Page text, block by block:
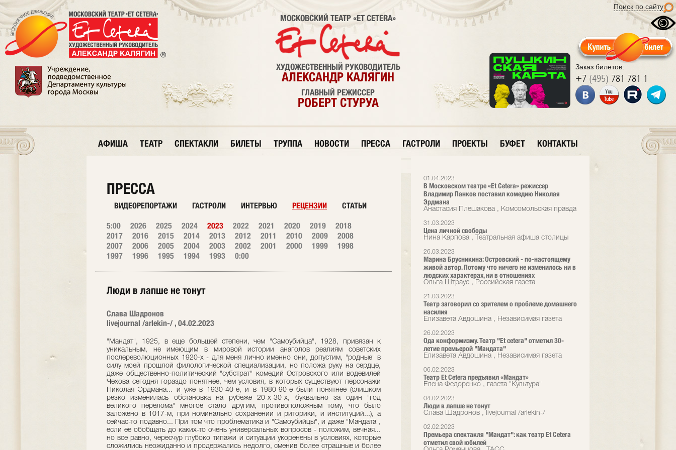
Поиск по сайту
Заказ билетов:
+7 (495) 781 781 1
МОСКОВСКИЙ ТЕАТР «ET CETERA»
ХУДОЖЕСТВЕННЫЙ РУКОВОДИТЕЛЬ
АЛЕКСАНДР КАЛЯГИН
ГЛАВНЫЙ РЕЖИССЕР
РОБЕРТ СТУРУА
АФИША ТЕАТР СПЕКТАКЛИ БИЛЕТЫ ТРУППА НОВОСТИ ПРЕССА ГАСТРОЛИ ПРОЕКТЫ БУФЕТ КОНТАКТЫ
01.04.2023
В Московском театре «Et Cetera» режиссер
Владимир Панков поставил комедию Николая
Эрдмана
Анастасия Плешакова , Комсомольская правда
31.03.2023
Цена личной свободы
Нина Карпова , Театральная афиша столицы
26.03.2023
Марина Брусникина: Островский - по-настоящему
живой автор. Потому что ничего не изменилось ни в
людских характерах, ни в отношениях
Ольга Штраус , Российская газета
21.03.2023
Театр заговорил со зрителем о проблеме домашнего
насилия
Елизавета Авдошина , Независимая газета
26.02.2023
Ода конформизму. Театр "Et cetera" отметил 30-
летие премьерой "Мандата"
Елизавета Авдошина , Независимая газета
06.02.2023
Театр Et Cetera предъявил «Мандат»
Елена Федоренко , газета "Культура"
04.02.2023
Люди в лапше не тонут
Слава Шадронов , livejournal /arlekin-/
02.02.2023
Премьера спектакля "Мандат": как театр Et Cetera
отметил свой юбилей
ПРЕССА
ВИДЕОРЕПОРТАЖИ ГАСТРОЛИ ИНТЕРВЬЮ РЕЦЕНЗИИ СТАТЬИ
5:00 2026 2025 2024 2023 2022 2021 2020 2019
2018
2017
2016 2015 2014 2013 2012 2011 2010 2009
2008
2007
2006 2005 2004 2003 2002 2001 2000 1999
1998
1997
1996 1995 1994 1993 0:00
Люди в лапше не тонут
Слава Шадронов
livejournal /arlekin-/ , 04.02.2023
"Мандат", 1925, в еще большей степени, чем "Самоубийца", 1928, привязан к
уникальным, не имеющим в мировой истории анаголов реалиям советских
послереволюционных 1920-х - для меня лично именно они, допустим, "родные" в
силу моей прошлой филологической специализации, но положа руку на сердце,
даже общественно-политический "субстрат" комедий Островского или водевилей
Чехова сегодня гораздо понятнее, чем условия, в которых существуют персонажи
Николая Эрдмана... и уже в 1930-40-е, и в 1980-90-е были понятнее (слишком
резко изменилась обстановка на рубеже 20-х-30-х, буквально за один "год
великого перелома" многое стало другим, противоположным тому, что было
заложено в 1017-м, при номинально сохранении и риторики, и институций...), а
сейчас-то подавно... При том что проблематика и "Самоубийцы", и даже "Мандата",
если ее обобщать до каких-то очень универсальных вопросов - положим, вечная...
но все равно, чересчур глубоко типажи и ситуации укоренены в условиях, которые
сложились неожиданно и продержались недолго, сменив более страшные и более